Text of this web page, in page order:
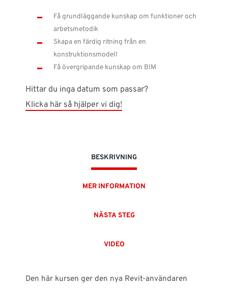
España Ireland
Suomi UK
Få grundläggande kunskap om funktioner och
arbetsmetodik
Skapa en färdig ritning från en
konstruktionsmodell
Få övergripande kunskap om BIM
Hittar du inga datum som passar?
Klicka här så hjälper vi dig!
BESKRIVNING
MER INFORMATION
NÄSTA STEG
VIDEO
Den här kursen ger den nya Revit-användaren